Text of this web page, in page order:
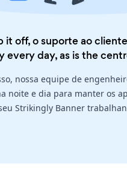
it off, o suporte ao
every day, as is the
nossa equipe de
noite e dia para manter os
Strikingly Banner